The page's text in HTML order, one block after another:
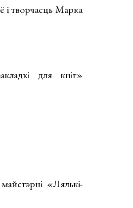
і творчасць Марка
для кніг»
«Лялькі-